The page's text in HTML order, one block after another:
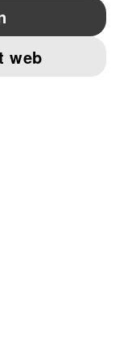
JURIDISCHE GEGEVENS